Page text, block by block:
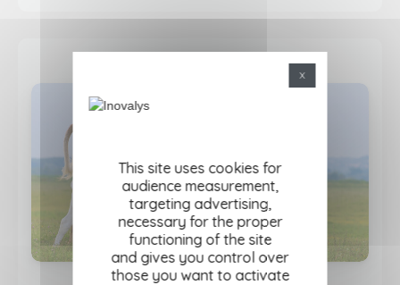
X
This site uses cookies for
audience measurement,
targeting advertising,
necessary for the proper
functioning of the site
and gives you control over
those you want to activate